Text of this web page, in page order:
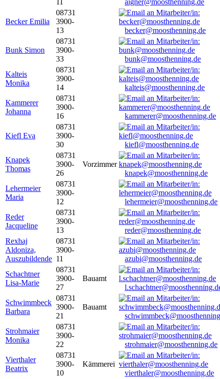
aigner@moosthenning.de
Becker Emilia
08731
3900-
13
becker@moosthenning.de
Bunk Simon
08731
3900-
33
bunk@moosthenning.de
Kalteis
Monika
08731
3900-
14
kalteis@moosthenning.de
Kammerer
Johanna
08731
3900-
16
kammerer@moosthenning.de
Kiefl Eva
08731
3900-
30
kiefl@moosthenning.de
Knapek
Thomas
08731
3900-
26
Vorzimmer
knapek@moosthenning.de
Lehermeier
Maria
08731
3900-
12
lehermeier@moosthenning.de
Reder
Jacqueline
08731
3900-
13
reder@moosthenning.de
Rexhaj
Aldoniza,
Auszubildende
08731
3900-
11
azubi@moosthenning.de
Schachtner
Lisa-Marie
08731
3900-
27
Bauamt
Schwimmbeck
Barbara
08731
3900-
21
Bauamt
Strohmaier
Monika
08731
3900-
22
strohmaier@moosthenning.de
Vierthaler
Beatrix
08731
3900-
10
Kämmerei
vierthaler@moosthenning.de